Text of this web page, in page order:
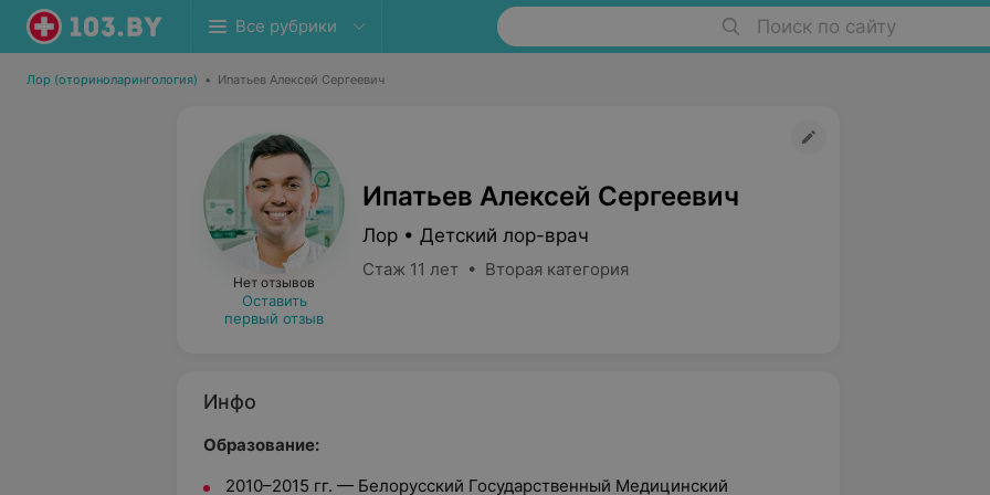
Все рубрики Поиск по сайту
Лор (оториноларингология) • Ипатьев Алексей Сергеевич
Нет отзывов
Оставить
первый отзыв
Ипатьев Алексей Сергеевич
Лор • Детский лор-врач
Стаж 11 лет • Вторая категория
Инфо
Образование:
2010–2015 гг. — Белорусский Государственный Медицинский